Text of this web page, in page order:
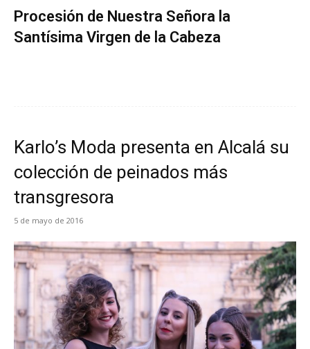
Procesión de Nuestra Señora la
Santísima Virgen de la Cabeza
Karlo’s Moda presenta en Alcalá su
colección de peinados más
transgresora
5 de mayo de 2016